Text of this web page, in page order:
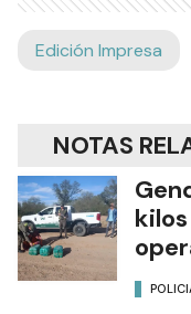
Edición Impresa
NOTAS